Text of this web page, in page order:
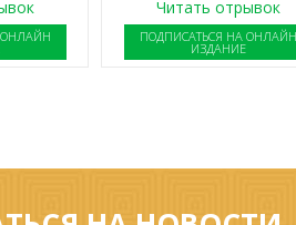
Читать отрывок
ПОДПИСАТЬСЯ НА
ИЗДАНИЕ